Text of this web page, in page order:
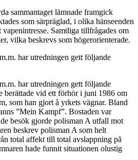
sammantaget lämnade framgick
som särpräglad, i olika hänseenden
Samtliga tillfrågades om
vilka beskrevs som högerorienterade.
har utredningen gett följande
har utredningen gett följande
berättade vid ett förhör i juni 1986 om
som han gjort å yrkets vägnar. Bland
”Mein Kampf”. Bostaden var
besök gjorde polisman A utfall mot
beskrev polisman A som helt
total affekt till total avslappning på
hade funnit situationen olustig